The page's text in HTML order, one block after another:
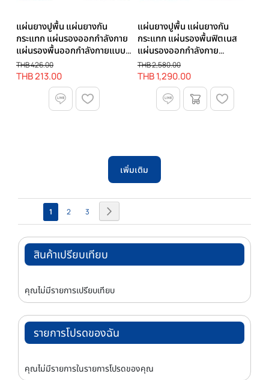
แผ่นยางปูพื้น แผ่นยางกัน
กระแทก แผ่นรองออกกําลังกาย
แผ่นรองพื้นออกกําลังกายแบบ
จิ๊กซอว์ Rubber Jigsaw รุ่น R-
J | Homefittools
THB 213.00
THB 426.00
แผ่นยางปูพื้น แผ่นยางกัน
กระแทก แผ่นรองพื้นฟิตเนส
แผ่นรองออกกำลังกาย
RUBBER TILE รุ่น P-1 |
Homefittools
THB 1,290.00
THB 2,580.00
เพิ่มเติม
หน้า
คุณ
อ่าน
หน้า
1 หน้า
2 หน้า
3
สินค้าเปรียบเทียบ
คุณไม่มีรายการเปรียบเทียบ
รายการโปรดของฉัน
คุณไม่มีรายการในรายการโปรดของคุณ